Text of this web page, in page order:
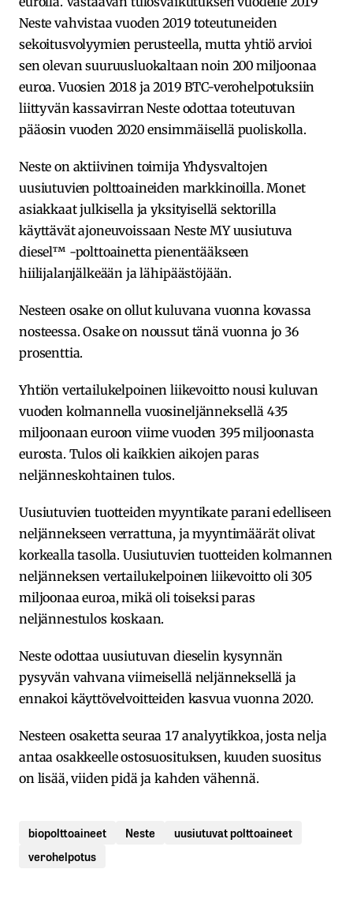
Neste vahvistaa vuoden 2019 toteutuneiden
sekoitusvolyymien perusteella, mutta yhtiö arvioi
sen olevan suuruusluokaltaan noin 200 miljoonaa
euroa. Vuosien 2018 ja 2019 BTC-verohelpotuksiin
liittyvän kassavirran Neste odottaa toteutuvan
pääosin vuoden 2020 ensimmäisellä puoliskolla.
Neste on aktiivinen toimija Yhdysvaltojen
uusiutuvien polttoaineiden markkinoilla. Monet
asiakkaat julkisella ja yksityisellä sektorilla
käyttävät ajoneuvoissaan Neste MY uusiutuva
diesel™ -polttoainetta pienentääkseen
hiilijalanjälkeään ja lähipäästöjään.
Nesteen osake on ollut kuluvana vuonna kovassa
nosteessa. Osake on noussut tänä vuonna jo 36
prosenttia.
Yhtiön vertailukelpoinen liikevoitto nousi kuluvan
vuoden kolmannella vuosineljänneksellä 435
miljoonaan euroon viime vuoden 395 miljoonasta
eurosta. Tulos oli kaikkien aikojen paras
neljänneskohtainen tulos.
Uusiutuvien tuotteiden myyntikate parani edelliseen
neljännekseen verrattuna, ja myyntimäärät olivat
korkealla tasolla. Uusiutuvien tuotteiden kolmannen
neljänneksen vertailukelpoinen liikevoitto oli 305
miljoonaa euroa, mikä oli toiseksi paras
neljännestulos koskaan.
Neste odottaa uusiutuvan dieselin kysynnän
pysyvän vahvana viimeisellä neljänneksellä ja
ennakoi käyttövelvoitteiden kasvua vuonna 2020.
Nesteen osaketta seuraa 17 analyytikkoa, josta nelja
antaa osakkeelle ostosuosituksen, kuuden suositus
on lisää, viiden pidä ja kahden vähennä.
biopolttoaineet Neste
uusiutuvat polttoaineet
verohelpotus